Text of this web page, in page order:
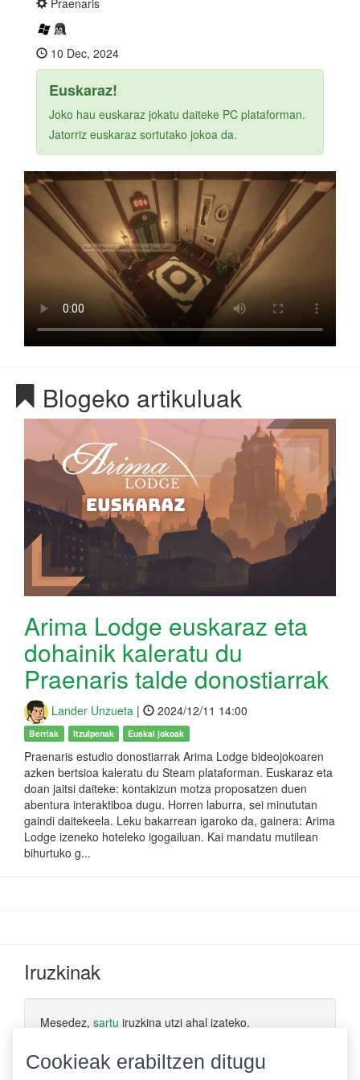
Praenaris
10 Dec, 2024
Euskaraz!
Joko hau euskaraz jokatu daiteke PC plataforman.
Jatorriz euskaraz sortutako jokoa da.
Blogeko artikuluak
Arima Lodge euskaraz eta
dohainik kaleratu du
Praenaris talde donostiarrak
Lander Unzueta | 2024/12/11 14:00
Berriak Itzulpenak Euskal jokoak
Praenaris estudio donostiarrak Arima Lodge bideojokoaren
azken bertsioa kaleratu du Steam plataforman. Euskaraz eta
doan jaitsi daiteke: kontakizun motza proposatzen duen
abentura interaktiboa dugu. Horren laburra, sei minututan
gaindi daitekeela. Leku bakarrean igaroko da, gainera: Arima
Lodge izeneko hoteleko igogailuan. Kai mandatu mutilean
bihurtuko g...
Iruzkinak
Mesedez, sartu iruzkina utzi ahal izateko.
Cookieak erabiltzen ditugu